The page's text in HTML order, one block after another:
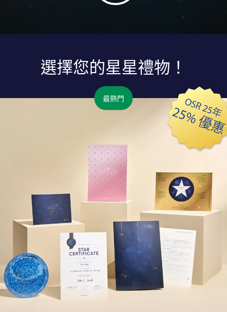
選擇您的星星禮物！
最熱門